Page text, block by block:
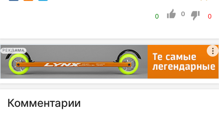
0 0 0
РЕКЛАМА
Комментарии